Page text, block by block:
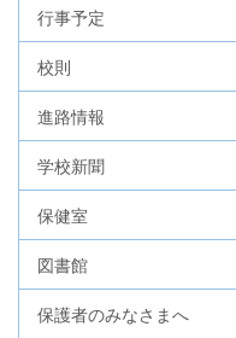
行事予定
校則
進路情報
学校新聞
保健室
図書館
保護者のみなさまへ